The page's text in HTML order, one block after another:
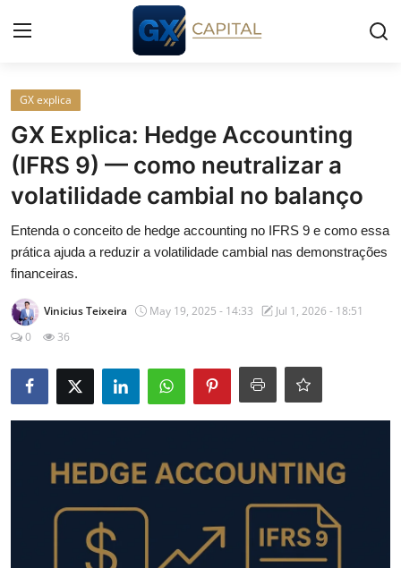
Entrar
Início
Cursos
Simuladores
Wealth
Histórias
Contato
Crédito Empresarial
Radar Econômico
GX explica
GX Explica: Hedge Accounting
(IFRS 9) — como neutralizar a
volatilidade cambial no balanço
Entenda o conceito de hedge accounting no IFRS 9 e como essa
prática ajuda a reduzir a volatilidade cambial nas demonstrações
financeiras.
Vinicius Teixeira May 19, 2025 - 14:33
Jul 1, 2026 - 18:51
0
36